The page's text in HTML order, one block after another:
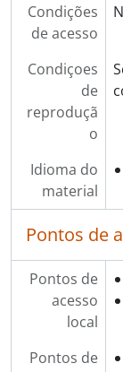
Condições
de acesso
Condiçoes
de
reproduçã
o
Idioma do
material
Pontos de
Pontos de
acesso
local
Pontos de